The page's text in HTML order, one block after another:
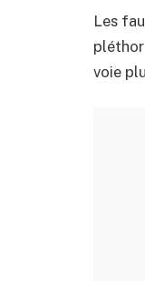
Les
voie